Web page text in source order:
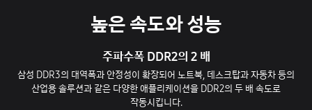
높은 속도와 성능
주파수폭 DDR2의 2 배
삼성 DDR3의 대역폭과 안정성이 확장되어 노트북, 데스크탑과 자동차 등의
산업용 솔루션과 같은 다양한 애플리케이션을 DDR2의 두 배 속도로
작동시킵니다.